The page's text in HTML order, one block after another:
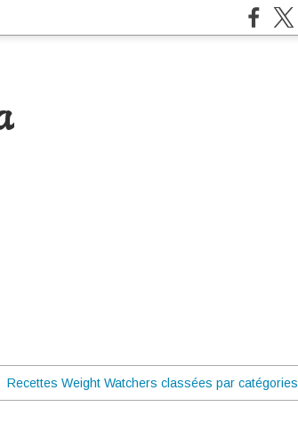
Recettes Weight Watchers classées par catégories